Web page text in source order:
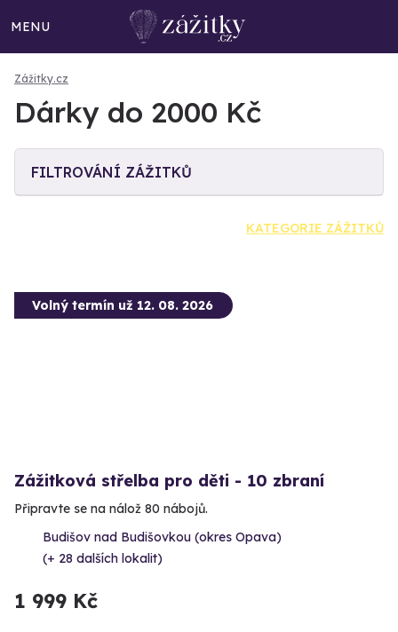
MENU
Zážitky.cz
Dárky do 2000 Kč
FILTROVÁNÍ ZÁŽITKŮ
KATEGORIE ZÁŽITKŮ
Volný termín už 12. 08. 2026
Zážitková střelba pro děti - 10 zbraní
Připravte se na nálož 80 nábojů.
Budišov nad Budišovkou (okres Opava)
(+ 28 dalších lokalit)
1 999 Kč